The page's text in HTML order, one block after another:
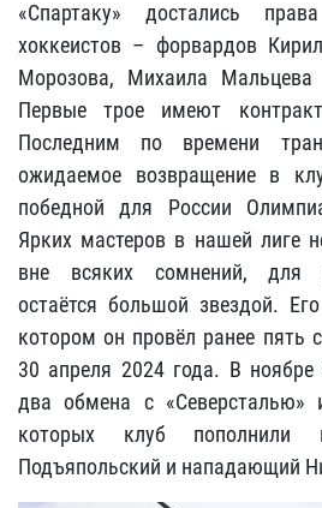
«Спартаку» достались
хоккеистов – форвардов
Морозова, Михаила
Первые трое имеют
Последним по времени
ожидаемое возвращение в
победной для России
Ярких мастеров в нашей лиге
вне всяких сомнений, для
остаётся большой звездой.
котором он провёл ранее пять
30 апреля 2024 года. В
два обмена с «Северсталью»
которых клуб пополнили
Подъяпольский и нападающий